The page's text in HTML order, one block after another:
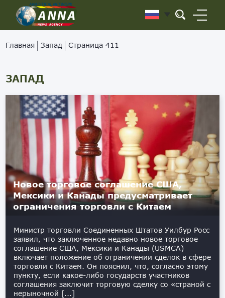
Главная Запад Страница 411
ЗАПАД
Новое торговое соглашение США,
Мексики и Канады предусматривает
ограничения торговли с Китаем
Министр торговли Соединенных Штатов Уилбур Росс
заявил, что заключенное недавно новое торговое
соглашение США, Мексики и Канады (USMCA)
включает положение об ограничении сделок в сфере
торговли с Китаем. Он пояснил, что, согласно этому
пункту, если какое-либо государств участников
соглашения заключит торговую сделку со «страной с
нерыночной [...]